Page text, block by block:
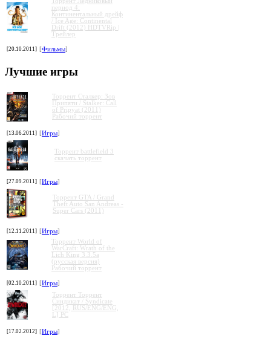
период 4:
Континентальный дрейф
/ Ice Age: Continental
Drift (2012) HDTVRip |
Трейлер
[20.10.2011] [Фильмы]
Лучшие игры
Торрент Сталкер: Зов
Припяти / Stalker: Call
of Pripyat (2011)
Рабочий торрент
[13.06.2011] [Игры]
Торрент battlefield 3
скачать торрент
[27.09.2011] [Игры]
Торрент GTA / Grand
Theft Auto San Andreas -
Super Cars (2011)
[12.11.2011] [Игры]
Торрент World of
WarCraft: Wrath of the
Lich King 3.3.5a
(русская версия)
Рабочий торрент
[02.10.2011] [Игры]
Торрент Торрент
Cиндикат / Syndicate
[2012, RUS/ENG/ENG,
L] PC
[17.02.2012] [Игры]
»